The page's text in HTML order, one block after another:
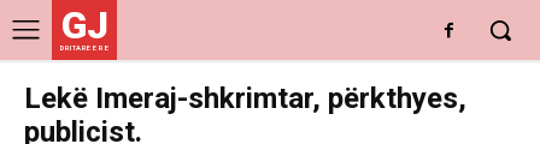
GJ
DRITARE E RE
Lekë Imeraj-shkrimtar, përkthyes,
publicist.